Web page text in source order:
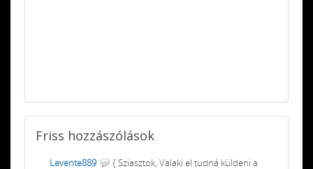
Friss hozzászólások
Levente889 { Sziasztok, Valaki el tudná küldeni a